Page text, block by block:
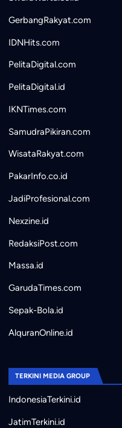
GerbangRakyat.com
IDNHits.com
PelitaDigital.com
PelitaDigital.id
IKNTimes.com
SamudraPikiran.com
WisataRakyat.com
PakarInfo.co.id
JadiProfesional.com
Nexzine.id
RedaksiPost.com
Massa.id
GarudaTimes.com
Sepak-Bola.id
AlquranOnline.id
TERKINI MEDIA GROUP
IndonesiaTerkini.id
JatimTerkini.id